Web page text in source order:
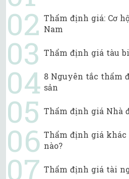
Thẩm định giá: Cơ
Nam
Thẩm định giá tàu
8 Nguyên tắc thẩm
sản
Thẩm định giá Nhà
Thẩm định giá
nào?
Thẩm định giá tài